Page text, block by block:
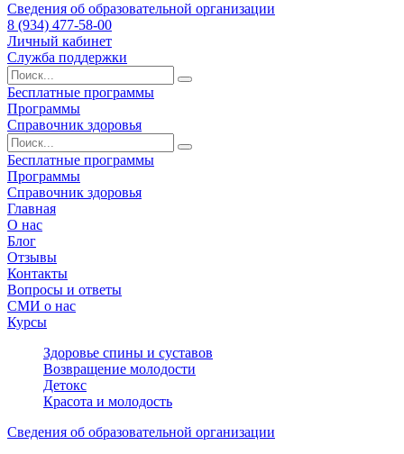
Сведения об образовательной организации
8 (934) 477-58-00
Личный кабинет
Служба поддержки
Бесплатные программы
Программы
Справочник здоровья
Бесплатные программы
Программы
Справочник здоровья
Главная
О нас
Блог
Отзывы
Контакты
Вопросы и ответы
СМИ о нас
Курсы
Здоровье спины и суставов
Возвращение молодости
Детокс
Красота и молодость
Сведения об образовательной организации